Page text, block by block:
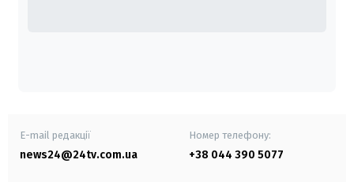
E-mail редакції
news24@24tv.com.ua
Номер телефону:
+38 044 390 5077